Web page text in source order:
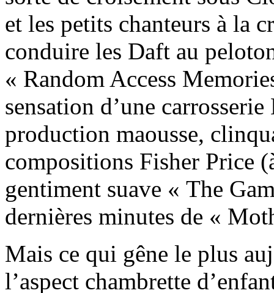
et les petits chanteurs à la
conduire les Daft au
« Random Access
sensation d’une
production maousse,
compositions Fisher Price
gentiment suave « The
dernières minutes de «
Mais ce qui gêne le plus
l’aspect chambrette